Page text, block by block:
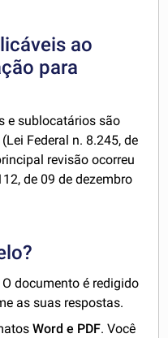
ao
para
e sublocatários são
Federal n. 8.245, de
revisão ocorreu
de 09 de dezembro
documento é redigido
as suas respostas.
Word e PDF. Você